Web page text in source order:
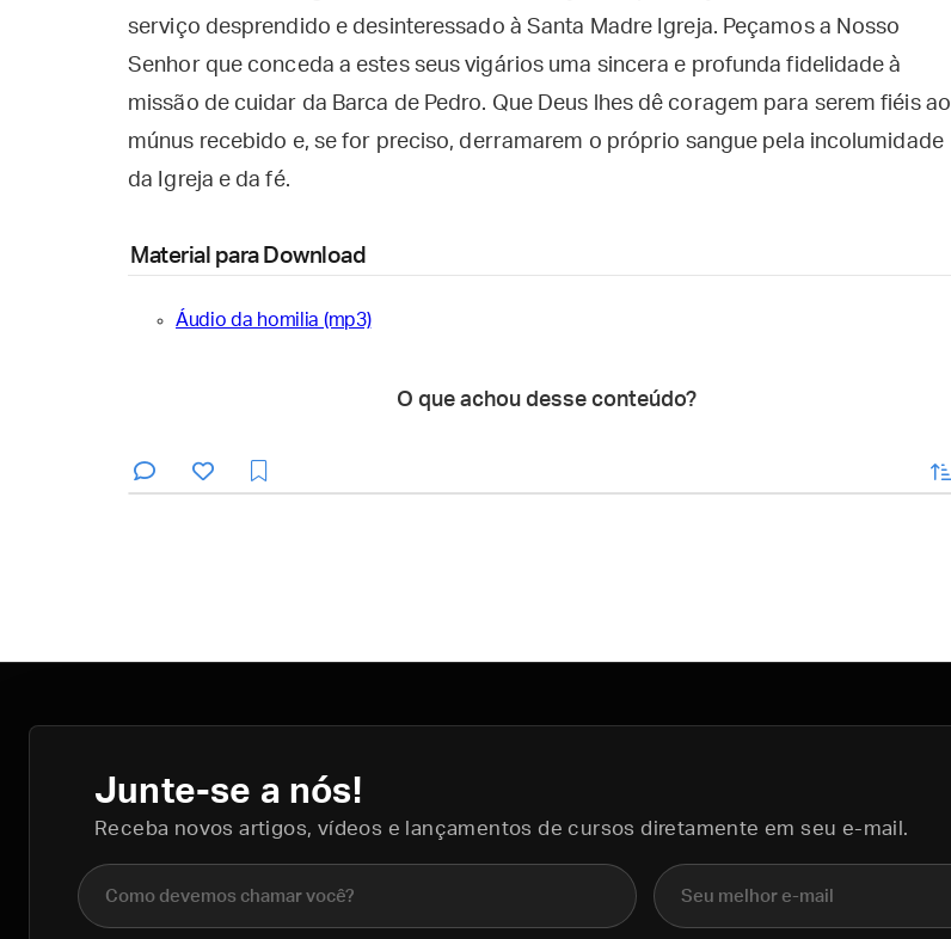
serviço desprendido e desinteressado à Santa Madre Igreja. Peçamos a Nosso
Senhor que conceda a estes seus vigários uma sincera e profunda fidelidade à
missão de cuidar da Barca de Pedro. Que Deus lhes dê coragem para serem fiéis ao
múnus recebido e, se for preciso, derramarem o próprio sangue pela incolumidade
da Igreja e da fé.
Material para Download
Áudio da homilia (mp3)
O que achou desse conteúdo?
enviar
Junte-se a nós!
Receba novos artigos, vídeos e lançamentos de cursos diretamente em seu e-mail.
Nome completo E-mail